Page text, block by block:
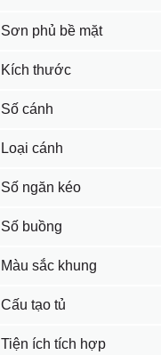
Sơn phủ bề mặt
Kích thước
Số cánh
Loại cánh
Số ngăn kéo
Số buồng
Màu sắc khung
Cấu tạo tủ
Tiện ích tích hợp